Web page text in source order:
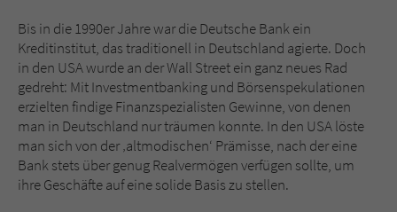
Bis in die 1990er Jahre war die Deutsche Bank ein
Kreditinstitut, das traditionell in Deutschland agierte. Doch
in den USA wurde an der Wall Street ein ganz neues Rad
gedreht: Mit Investmentbanking und Börsenspekulationen
erzielten findige Finanzspezialisten Gewinne, von denen
man in Deutschland nur träumen konnte. In den USA löste
man sich von der ‚altmodischen‘ Prämisse, nach der eine
Bank stets über genug Realvermögen verfügen sollte, um
ihre Geschäfte auf eine solide Basis zu stellen.